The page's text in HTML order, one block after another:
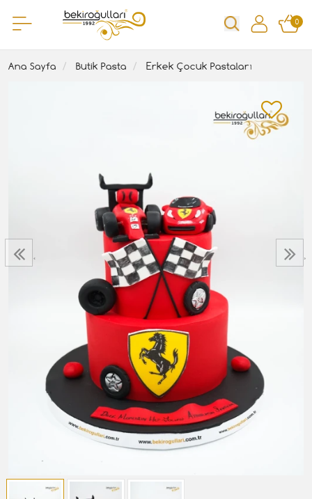
0
Ana Sayfa Butik Pasta Erkek Çocuk Pastaları
‹ ›